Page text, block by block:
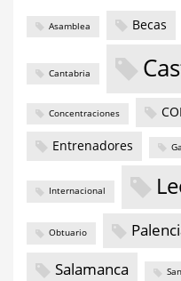
Asamblea Becas
Cantabria
Concentraciones
Entrenadores
Internacional
Obtuario
Salamanca